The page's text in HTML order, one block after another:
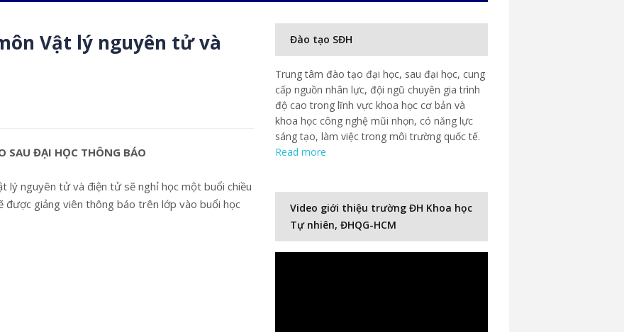
Vật lý nguyên tử và
SAU ĐẠI HỌC THÔNG BÁO
lý nguyên tử và điện tử sẽ nghỉ học một buổi chiều
giảng viên thông báo trên lớp vào buổi học
Đào tạo SĐH
Trung tâm đào tạo đại học, sau đại học, cung
cấp nguồn nhân lực, đội ngũ chuyên gia trình
độ cao trong lĩnh vực khoa học cơ bản và
khoa học công nghệ mũi nhọn, có năng lực
sáng tạo, làm việc trong môi trường quốc tế.
Read more
Video giới thiệu trường ĐH Khoa học
Tự nhiên, ĐHQG-HCM